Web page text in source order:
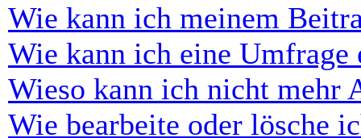
Wie kann ich meinem
Wie kann ich eine Umfrage
Wieso kann ich nicht mehr
Wie bearbeite oder lösche